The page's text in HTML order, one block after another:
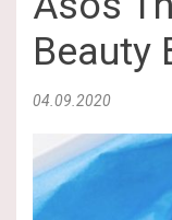
Beauty
04.09.2020